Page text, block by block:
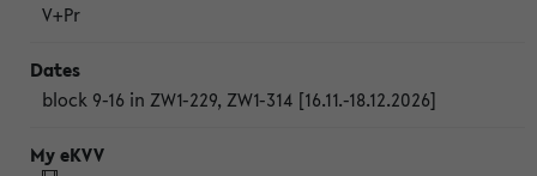
V+Pr
block 9-16 in ZW1-229, ZW1-314 [16.11.-18.12.2026]